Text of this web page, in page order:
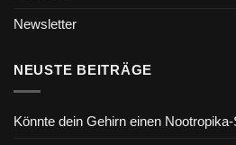
Newsletter
NEUSTE BEITRÄGE
Könnte dein Gehirn einen